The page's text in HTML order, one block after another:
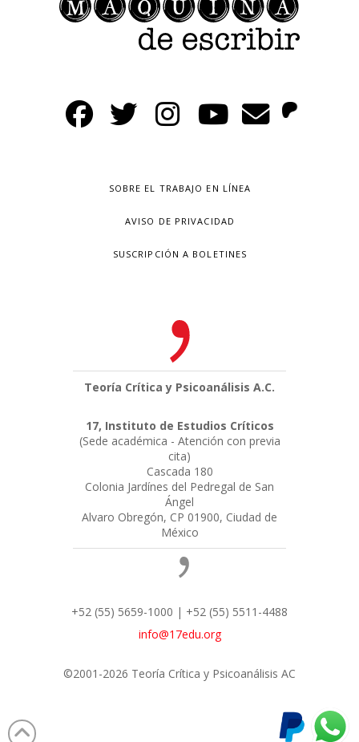
SOBRE EL TRABAJO EN LÍNEA
AVISO DE PRIVACIDAD
SUSCRIPCIÓN A BOLETINES
Teoría Crítica y Psicoanálisis A.C.
17, Instituto de Estudios Críticos
(Sede académica - Atención con previa
cita)
Cascada 180
Colonia Jardínes del Pedregal de San
Ángel
Alvaro Obregón, CP 01900, Ciudad de
México
+52 (55) 5659-1000 | +52 (55) 5511-4488
info@17edu.org
©2001-2026 Teoría Crítica y Psicoanálisis AC